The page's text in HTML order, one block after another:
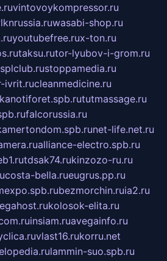
vintovoykompressor.ru
wasabi-shop.ru
youtubefree.rux-ton.ru
taksu.rutor-lyubov-i-grom.ru
splclub.rustoppamedia.ru
ivrit.rucleanmedicine.ru
kanotiforet.spb.rututmassage.ru
falcorussia.ru
net-life.net.ru
alliance-electro.spb.ru
tdsak74.rukinzozo-ru.ru
costa-bella.rueugrus.pp.ru
bezmorchin.ruia2.ru
kolosok-elita.ru
insiam.ruavegainfo.ru
vlast16.rukorru.net
lammin-suo.spb.ru